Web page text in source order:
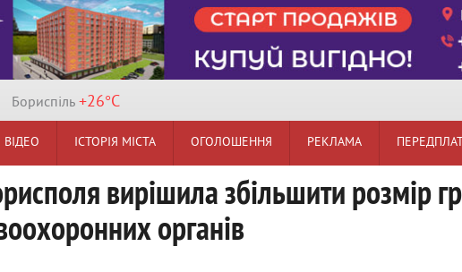
Бориспiль +26°C
ВІДЕО ІСТОРІЯ МІСТА ОГОЛОШЕННЯ РЕКЛАМА
вирішила збільшити розмір
органів